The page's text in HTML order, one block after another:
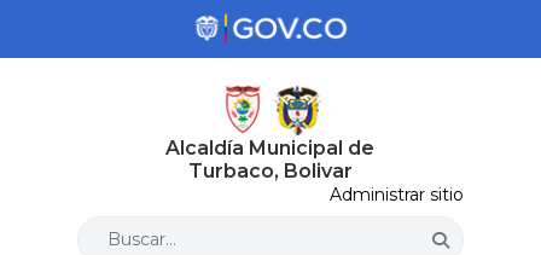
Alcaldía Municipal de
Turbaco, Bolivar
Administrar sitio
Buscar...